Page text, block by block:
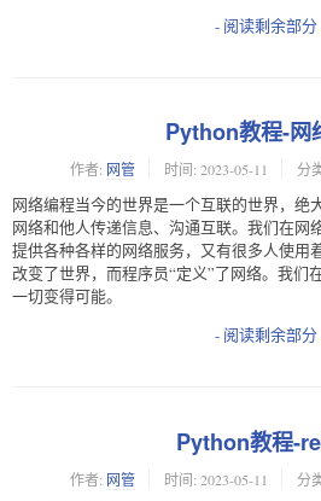
- 阅读剩余部分
Python教程-网
作者: 网管 时间: 2023-05-11 分
网络编程当今的世界是一个互联的世界，绝
网络和他人传递信息、沟通互联。我们在网
提供各种各样的网络服务，又有很多人使用
改变了世界，而程序员“定义”了网络。我们
一切变得可能。
- 阅读剩余部分
Python教程-
作者: 网管 时间: 2023-05-11 分